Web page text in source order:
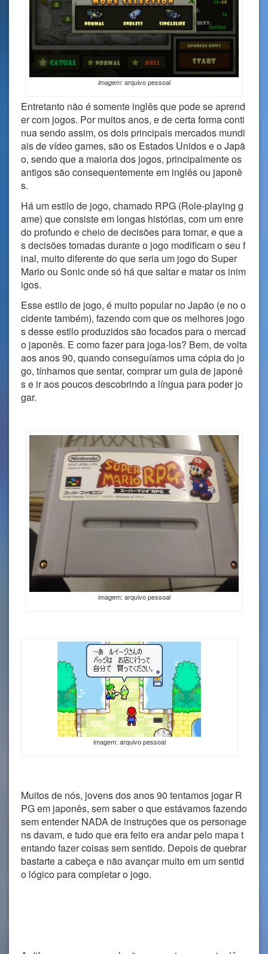
imagem:arquivo pessoal
Entretanto não é somente inglês que pode se aprend
er com jogos. Por muitos anos, e de certa forma conti
nua sendo assim, os dois principais mercados mundi
ais de vídeo games, são os Estados Unidos e o Japã
o, sendo que a maioria dos jogos, principalmente os
antigos são consequentemente em inglês ou japonê
s.
Há um estilo de jogo, chamado RPG (Role-playing g
ame) que consiste em longas histórias, com um enre
do profundo e cheio de decisões para tomar, e que a
s decisões tomadas durante o jogo modificam o seu f
inal, muito diferente do que seria um jogo do Super
Mario ou Sonic onde só há que saltar e matar os inim
igos.
Esse estilo de jogo, é muito popular no Japão (e no o
cidente também), fazendo com que os melhores jogo
s desse estilo produzidos são focados para o mercad
o japonês. E como fazer para joga-los? Bem, de volta
aos anos 90, quando conseguíamos uma cópia do jo
go, tínhamos que sentar, comprar um guia de japonê
s e ir aos poucos descobrindo a língua para poder jo
gar.
imagem: arquivo pessoal
imagem: arquivo pessoal
Muitos de nós, jovens dos anos 90 tentamos jogar R
PG em japonês, sem saber o que estávamos fazendo
sem entender NADA de instruções que os personage
ns davam, e tudo que era feito era andar pelo mapa t
entando fazer coisas sem sentido. Depois de quebrar
bastarte a cabeça e não avançar muito em um sentid
o lógico para completar o jogo.